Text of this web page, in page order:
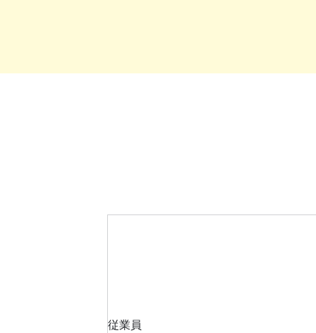
従業員